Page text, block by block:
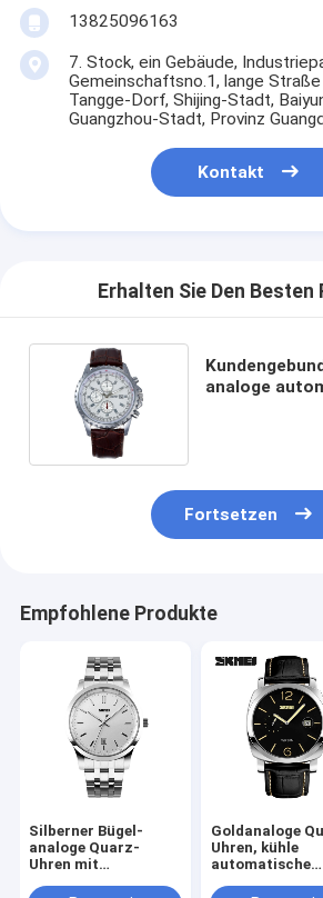
13825096163
7. Stock, ein Gebäude,
Gemeinschaftsno.1, lange
Tangge-Dorf, Shijing-Stadt,
Guangzhou-Stadt, Provinz
Kontakt
Erhalten Sie Den Besten
analoge
Fortsetzen
Empfohlene Produkte
Silberner Bügel-
analoge Quarz-
Uhren mit
Goldanaloge
Uhren, kühle
automatische